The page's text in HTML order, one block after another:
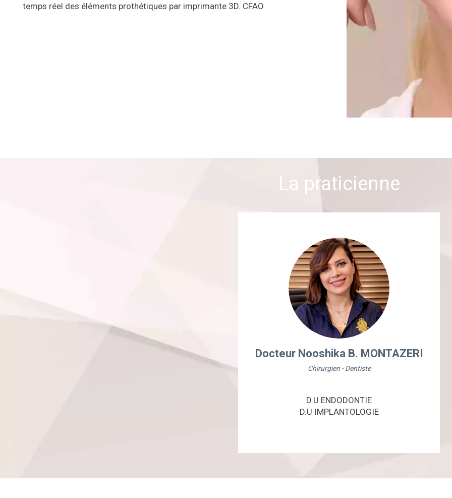
temps réel des éléments prothétiques par imprimante 3D. CFAO
La praticienne
Docteur Nooshika B. MONTAZERI
Chirurgien - Dentiste
D.U ENDODONTIE
D.U IMPLANTOLOGIE